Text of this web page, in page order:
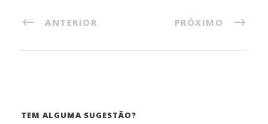
ANTERIOR PRÓXIMO
TEM ALGUMA SUGESTÃO?